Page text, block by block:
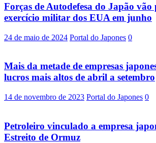
Forças de Autodefesa do Japão
exercício militar dos EUA em junho
24 de maio de 2024 Portal do Japones 0
Mais da metade de empresas
lucros mais altos de abril a setembro
14 de novembro de 2023 Portal do Japones 0
Petroleiro vinculado a empresa
Estreito de Ormuz